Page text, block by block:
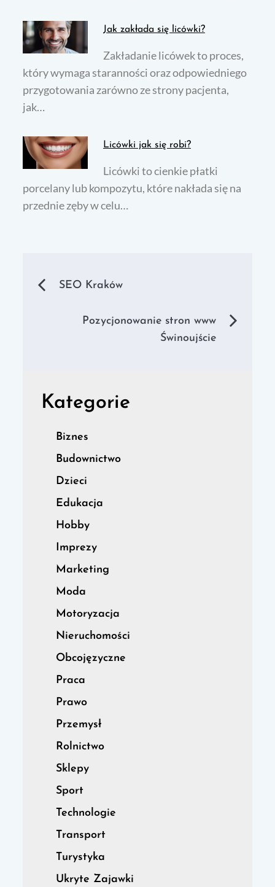
Jak zakłada się licówki?
Zakładanie licówek to proces,
który wymaga staranności oraz odpowiedniego
przygotowania zarówno ze strony pacjenta,
jak…
Licówki jak się robi?
Licówki to cienkie płatki
porcelany lub kompozytu, które nakłada się na
przednie zęby w celu…
Nawigacja
wpisu
SEO Kraków
Pozycjonowanie stron www
Świnoujście
Kategorie
Biznes
Budownictwo
Dzieci
Edukacja
Hobby
Imprezy
Marketing
Moda
Motoryzacja
Nieruchomości
Obcojęzyczne
Praca
Prawo
Przemysł
Rolnictwo
Sklepy
Sport
Technologie
Transport
Turystyka
Ukryte Zajawki